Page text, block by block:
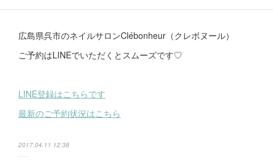
広島県呉市のネイルサロンClébonheur（クレボヌール）
ご予約はLINEでいただくとスムーズです♡
LINE登録はこちらです
最新のご予約状況はこちら
2017.04.11 12:38